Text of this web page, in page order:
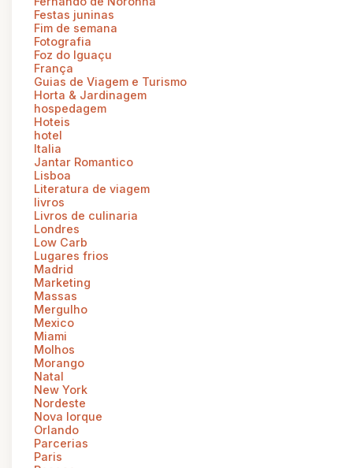
Festas juninas
Fim de semana
Fotografia
Foz do Iguaçu
França
Guias de Viagem e Turismo
Horta & Jardinagem
hospedagem
Hoteis
hotel
Italia
Jantar Romantico
Lisboa
Literatura de viagem
livros
Livros de culinaria
Londres
Low Carb
Lugares frios
Madrid
Marketing
Massas
Mergulho
Mexico
Miami
Molhos
Morango
Natal
New York
Nordeste
Nova Iorque
Orlando
Parcerias
Paris